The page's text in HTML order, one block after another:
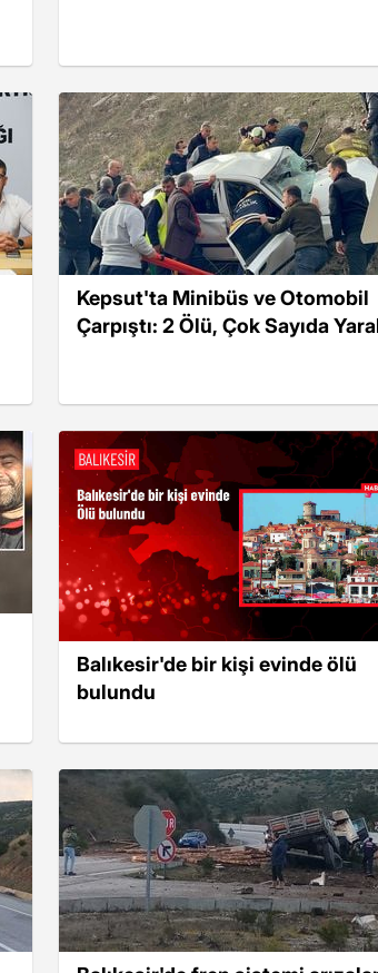
Kepsut'ta Minibüs ve Otomobil
Çarpıştı: 2 Ölü, Çok Sayıda
Balıkesir'de bir kişi evinde ölü
bulundu